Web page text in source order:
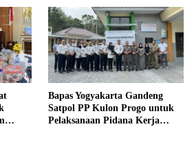
Bapas Yogyakarta Gandeng
Satpol PP Kulon Progo untuk
Pelaksanaan Pidana Kerja